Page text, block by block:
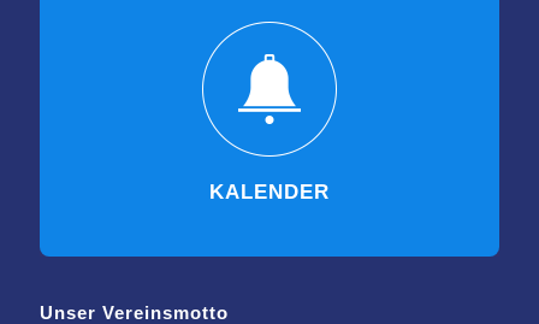
KALENDER
Unser Vereinsmotto